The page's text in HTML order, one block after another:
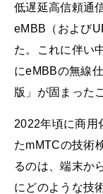
低遅延高信頼通
eMBB（および
た。これに伴い
にeMBBの無線
版」が固まった
2022年頃に商用
たmMTCの技術
るのは、端末か
にどのような技